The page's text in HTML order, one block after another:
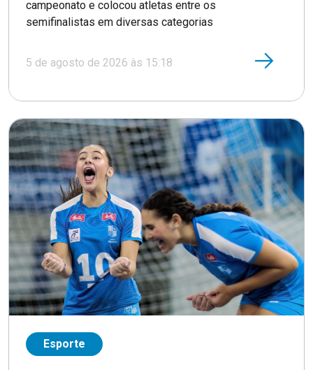
campeonato e colocou atletas entre os
semifinalistas em diversas categorias
5 de agosto de 2026 às 15:18
Esporte